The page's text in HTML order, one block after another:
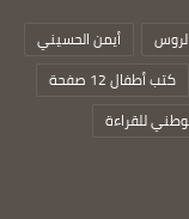
أيمن الحسيني
كتب أطفال 12 صفحة
للقراءة